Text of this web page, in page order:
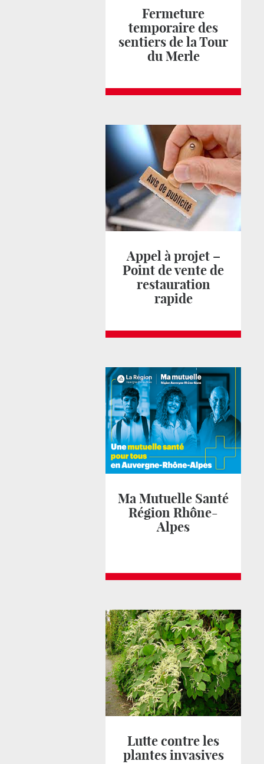
Fermeture
temporaire des
sentiers de la Tour
du Merle
Appel à projet –
Point de vente de
restauration
rapide
Ma Mutuelle Santé
Région Rhône-
Alpes
Lutte contre les
plantes invasives